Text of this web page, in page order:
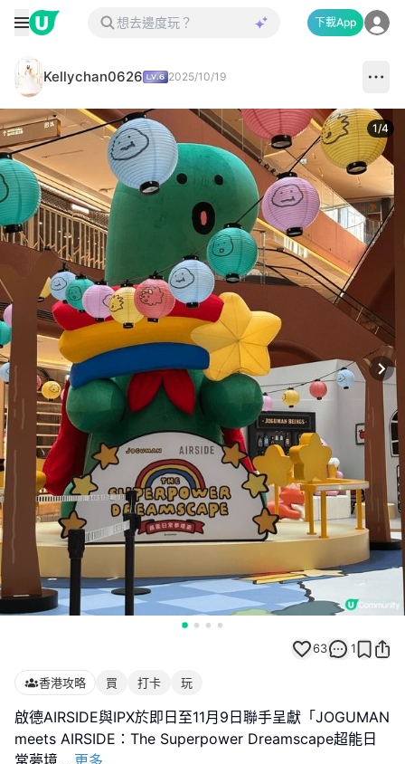
下載App
Kellychan0626 2025/10/19
1/4
63 1
香港攻略 買 打卡 玩
啟德AIRSIDE與IPX於即日至11月9日聯手呈獻「JOGUMAN
meets AIRSIDE：The Superpower Dreamscape超能日